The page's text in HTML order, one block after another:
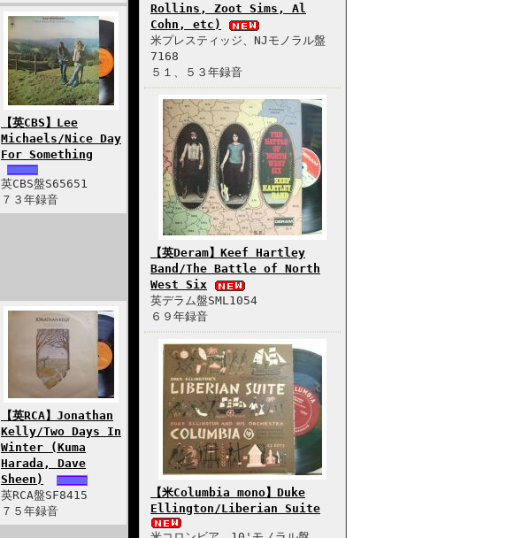
【英CBS】Lee
Michaels/Nice Day
For Something
英CBS盤S65651
７３年録音
【英RCA】Jonathan
Kelly/Two Days In
Winter (Kuma
Harada, Dave
Sheen)
英RCA盤SF8415
７５年録音
Rollins, Zoot Sims, Al
Cohn, etc)
米プレスティッジ、NJモノラル盤
7168
５１、５３年録音
【英Deram】Keef Hartley
Band/The Battle of North
West Six
英デラム盤SML1054
６９年録音
【米Columbia mono】Duke
Ellington/Liberian Suite